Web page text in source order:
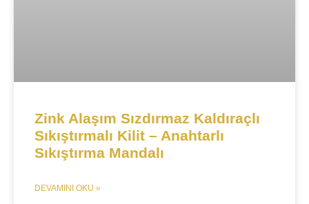
Zink Alaşım Sızdırmaz Kaldıraçlı
Sıkıştırmalı Kilit – Anahtarlı
Sıkıştırma Mandalı
DEVAMINI OKU »